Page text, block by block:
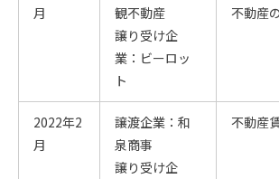
月
観不動産
譲り受け企
業：ビーロッ
ト
不動産
2022年2
月
譲渡企業：和
泉商事
譲り受け企
不動産